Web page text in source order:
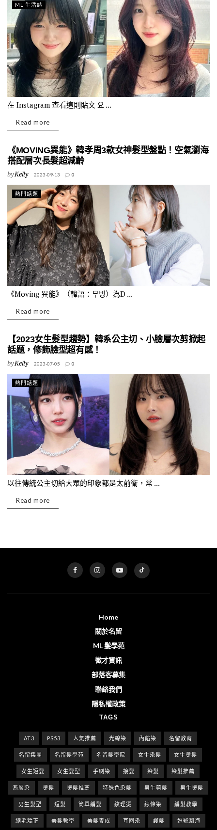
ML 生活誌
在 Instagram 查看這則貼文 요 ...
Read more
《MOVING異能》韓孝周3款女神髮型盤點！空氣瀏海
搭配層次長髮超減齡
byKelly 2023-09-13 0
熱門話題
《Moving 異能》（韓語：무빙）為D ...
Read more
【2023女生髮型趨勢】韓系公主切、小臉層次剪掀起
話題，修飾臉型超有感！
byKelly 2023-07-05 0
熱門話題
以往傳統公主切給大眾的印象都是太前衛，常 ...
Read more
Home
關於名留
ML 髮學苑
徵才資訊
部落客募集
聯絡我們
隱私權政策
TAGS
AT3 PS53 人氣推薦 光線染 內餡染 名留教育
名留集團 名留髮學苑 名留髮學院 女生染髮 女生燙髮
女生短髮 女生髮型 手刷染 接髮 染髮 染髮推薦
漸層染 燙髮 燙髮推薦 特殊色染髮 男生剪髮 男生燙髮
男生髮型 短髮 簡單編髮 紋理燙 線條染 編髮教學
縮毛矯正 美髮教學 美髮養成 耳圈染 護髮 逗號瀏海